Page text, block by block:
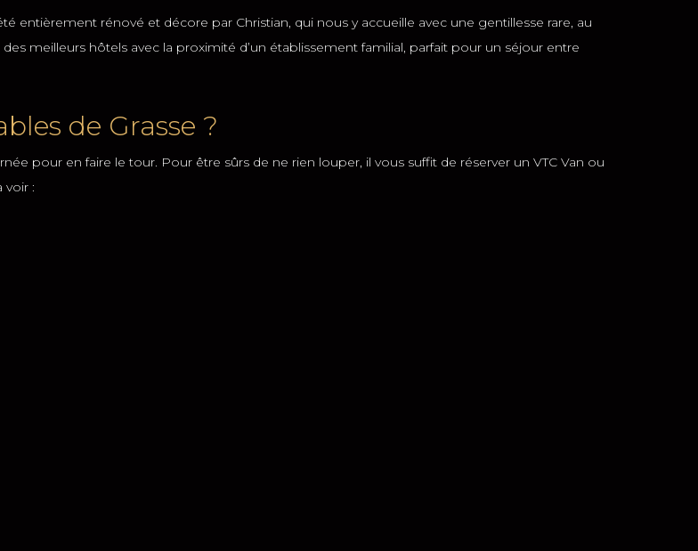
entièrement rénové et décore par Christian, qui nous y accueille avec une gentillesse rare, au
meilleurs hôtels avec la proximité d’un établissement familial, parfait pour un séjour entre
de Grasse ?
pour en faire le tour. Pour être sûrs de ne rien louper, il vous suffit de réserver un VTC Van ou
voir :